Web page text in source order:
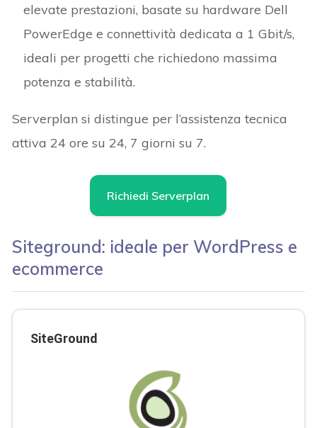
elevate prestazioni, basate su hardware Dell
PowerEdge e connettività dedicata a 1 Gbit/s,
ideali per progetti che richiedono massima
potenza e stabilità.
Serverplan si distingue per l’assistenza tecnica
attiva 24 ore su 24, 7 giorni su 7.
Richiedi Serverplan
Siteground: ideale per WordPress e
ecommerce
SiteGround